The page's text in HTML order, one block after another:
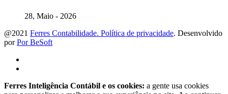
28, Maio - 2026
@2021 Ferres Contabilidade. Política de privacidade. Desenvolvido
porPor BeSoft
Ferres Inteligência Contábil e os cookies: a gente usa cookies